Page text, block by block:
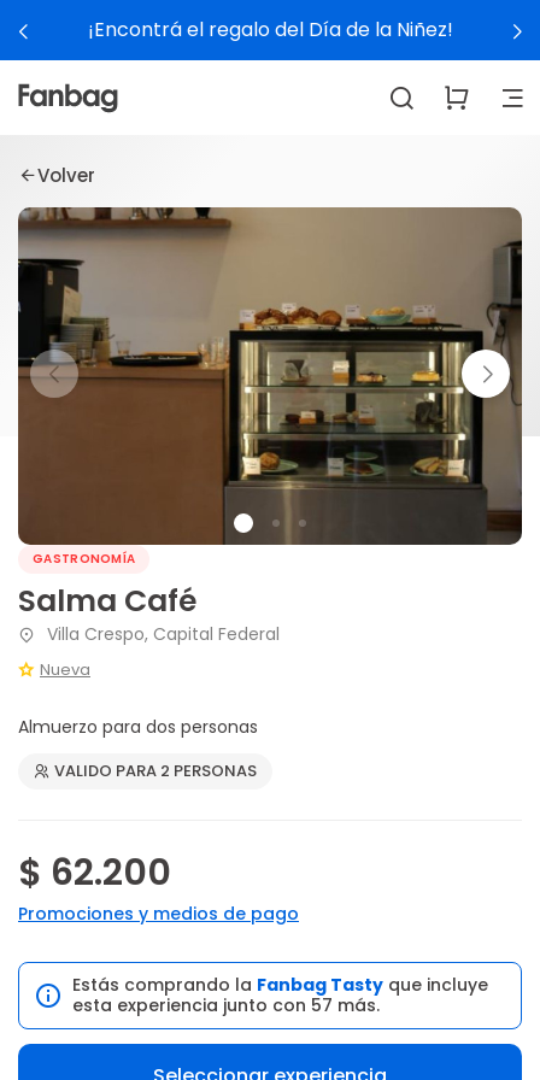
¡Encontrá el regalo del Día de la Niñez!
Volver
GASTRONOMÍA
Salma Café
Villa Crespo, Capital Federal
Nueva
Almuerzo para dos personas
VALIDO PARA 2 PERSONAS
$ 62.200
Promociones y medios de pago
Estás comprando la Fanbag Tasty que incluye
esta experiencia junto con 57 más.